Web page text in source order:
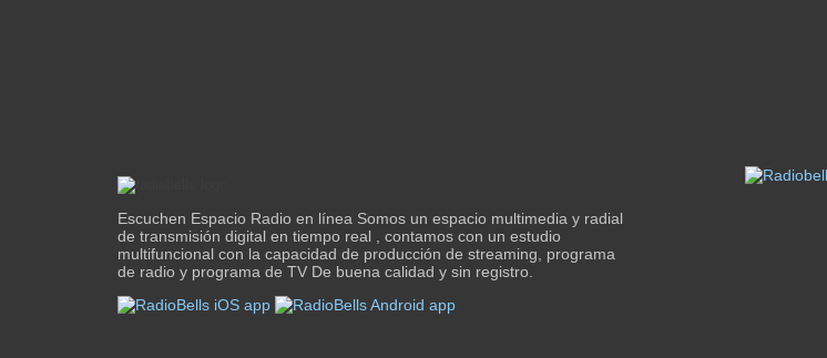
Escuchen Espacio Radio en línea Somos un espacio multimedia y radial
de transmisión digital en tiempo real , contamos con un estudio
multifuncional con la capacidad de producción de streaming, programa
de radio y programa de TV De buena calidad y sin registro.